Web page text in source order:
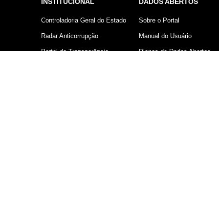
Controladoria Geral do Estado
Radar Anticorrupção
Portal da Transparência
Sobre o Portal
Manual do Usuário
Planos de Dados Abertos